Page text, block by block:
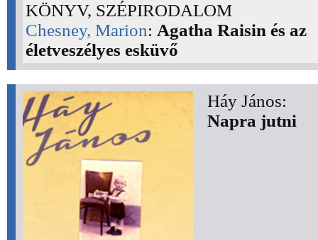
KÖNYV, SZÉPIRODALOM
Chesney, Marion: Agatha Raisin és az
életveszélyes esküvő
Háy János:
Napra jutni